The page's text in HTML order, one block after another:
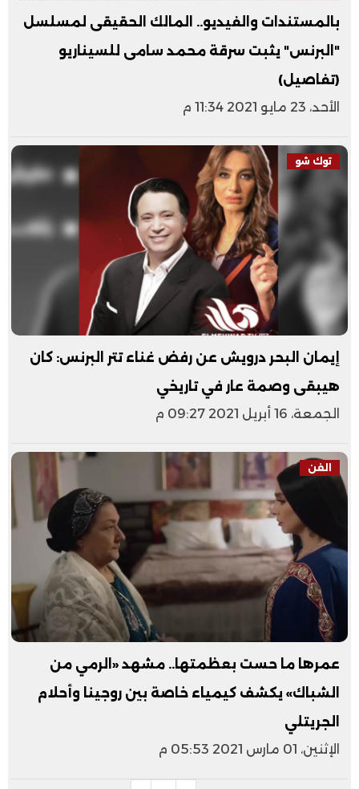
بالمستندات والفيديو.. المالك الحقيقى لمسلسل
"البرنس" يثبت سرقة محمد سامى للسيناريو
(تفاصيل)
الأحد، 23 مايو 2021 11:34 م
توك شو
إيمان البحر درويش عن رفض غناء تتر البرنس: كان
هيبقى وصمة عار في تاريخي
الجمعة، 16 أبريل 2021 09:27 م
الفن
عمرها ما حست بعظمتها.. مشهد «الرمي من
الشباك» يكشف كيمياء خاصة بين روجينا وأحلام
الجريتلي
الإثنين، 01 مارس 2021 05:53 م